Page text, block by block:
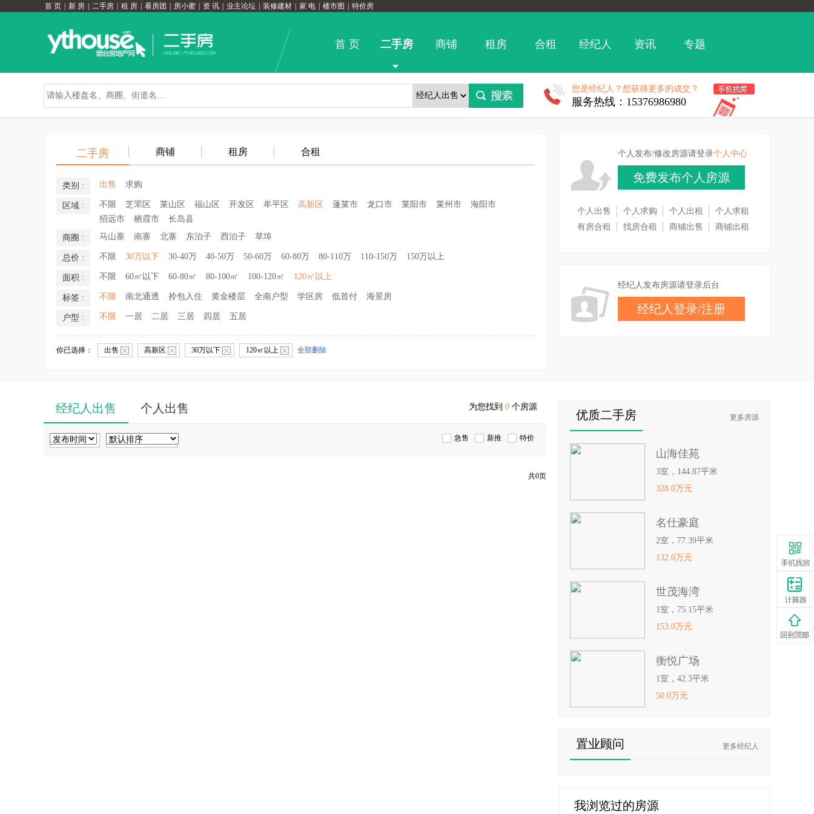
首 页 新 房 二手房 租 房 看房团 房小蜜 资 讯 业主论坛 装修建材 家 电 楼市图 特价房
首 页 二手房 商铺 租房 合租 经纪人 资讯 专题
您是经纪人？想获得更多的成交？
服务热线：15376986980
二手房 商铺 租房 合租
类别 : 出售 求购
区域 : 不限 芝罘区 莱山区 福山区 开发区 牟平区 高新区 蓬莱市 龙口市 莱阳市 莱州市
海阳市
招远市
栖霞市 长岛县
商圈 : 马山寨 南寨 北寨 东泊子 西泊子 草埠
总价 : 不限 30万以下 30-40万 40-50万 50-60万 60-80万 80-110万 110-150万 150万以上
面积 : 不限 60㎡以下 60-80㎡ 80-100㎡ 100-120㎡ 120㎡以上
标签 : 不限 南北通透 拎包入住 黄金楼层 全南户型 学区房 低首付 海景房
户型 : 不限 一居 二居 三居 四居 五居
你已选择： 出售 高新区 30万以下 120㎡以上 全部删除
个人发布/修改房源请登录个人中心
免费发布个人房源
个人出售 个人求购 个人出租
个人求租
有房合租
找房合租 商铺出售 商铺出租
经纪人发布房源请登录后台
经纪人登录/注册
经纪人出售 个人出售 为您找到 0 个房源
急售 新推 特价
共0页
优质二手房 更多房源
山海佳苑
3室，144.87平米
328.0万元
名仕豪庭
2室，77.39平米
132.0万元
世茂海湾
1室，75.15平米
153.0万元
衡悦广场
1室，42.3平米
50.0万元
置业顾问 更多经纪人
我浏览过的房源